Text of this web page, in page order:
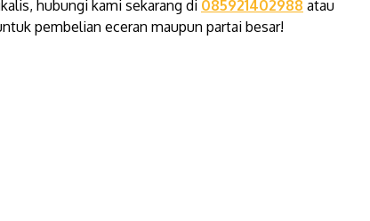
hubungi kami sekarang di 085921402988 atau
pembelian eceran maupun partai besar!